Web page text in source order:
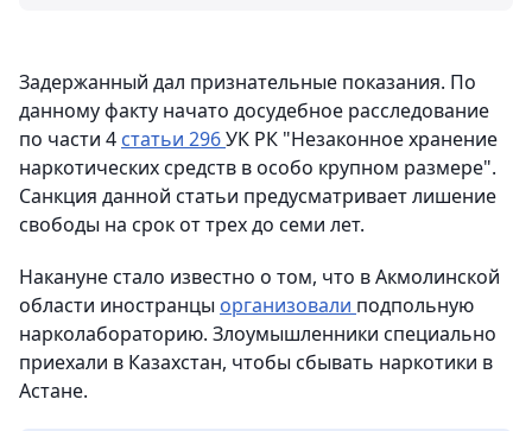
Задержанный дал признательные показания. По
данному факту начато досудебное расследование
по части 4 статьи 296УК РК "Незаконное хранение
наркотических средств в особо крупном размере".
Санкция данной статьи предусматривает лишение
свободы на срок от трех до семи лет.
Накануне стало известно о том, что в Акмолинской
области иностранцы организовали подпольную
нарколабораторию. Злоумышленники специально
приехали в Казахстан, чтобы сбывать наркотики в
Астане.